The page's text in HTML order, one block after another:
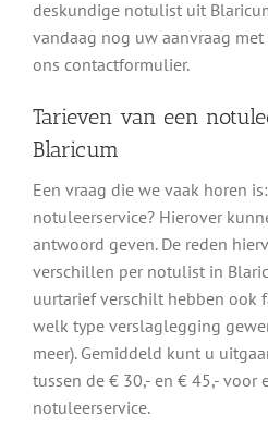
deskundige notulist uit
vandaag nog uw aanvraag
ons contactformulier.
Tarieven van een
Blaricum
Een vraag die we vaak horen
notuleerservice? Hierover
antwoord geven. De reden
verschillen per notulist in
uurtarief verschilt hebben ook
welk type verslaglegging
meer). Gemiddeld kunt u
tussen de € 30,- en € 45,- voor
notuleerservice.